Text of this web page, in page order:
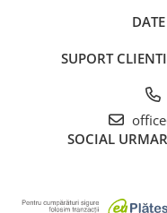
SUPORT CLIENTI
SOCIAL